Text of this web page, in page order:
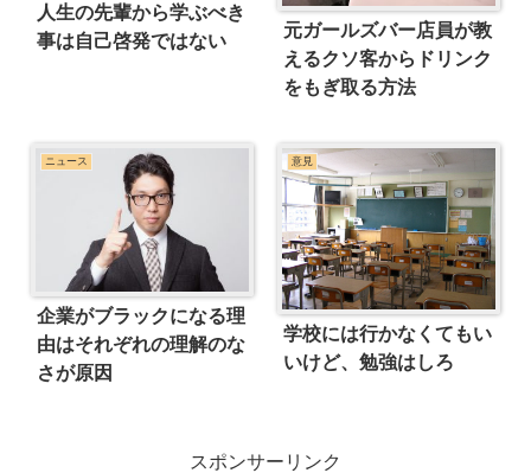
人生の先輩から学ぶべき
事は自己啓発ではない
元ガールズバー店員が教
えるクソ客からドリンク
をもぎ取る方法
ニュース
企業がブラックになる理
由はそれぞれの理解のな
さが原因
意見
学校には行かなくてもい
いけど、勉強はしろ
スポンサーリンク